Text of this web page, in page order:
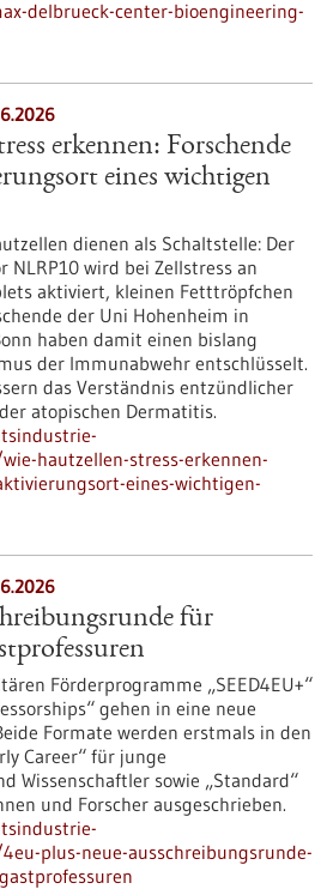
delbrueck-center-bioengineering-
erkennen: Forschende
eines wichtigen
dienen als Schaltstelle: Der
wird bei Zellstress an
aktiviert, kleinen Fetttröpfchen
der Uni Hohenheim in
haben damit einen bislang
der Immunabwehr entschlüsselt.
das Verständnis entzündlicher
atopischen Dermatitis.
hautzellen-stress-erkennen-
eines-wichtigen-
für
Förderprogramme „SEED4EU+“
gehen in eine neue
Formate werden erstmals in den
Career“ für junge
Wissenschaftler sowie „Standard“
und Forscher ausgeschrieben.
plus-neue-ausschreibungsrunde-